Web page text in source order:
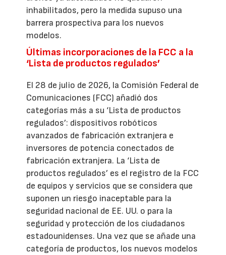
inhabilitados, pero la medida supuso una
barrera prospectiva para los nuevos
modelos.
Últimas incorporaciones de la FCC a la
‘Lista de productos regulados’
El 28 de julio de 2026, la Comisión Federal de
Comunicaciones (FCC) añadió dos
categorías más a su ‘Lista de productos
regulados’: dispositivos robóticos
avanzados de fabricación extranjera e
inversores de potencia conectados de
fabricación extranjera. La ‘Lista de
productos regulados’ es el registro de la FCC
de equipos y servicios que se considera que
suponen un riesgo inaceptable para la
seguridad nacional de EE. UU. o para la
seguridad y protección de los ciudadanos
estadounidenses. Una vez que se añade una
categoría de productos, los nuevos modelos